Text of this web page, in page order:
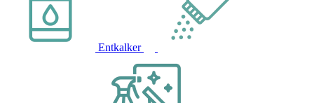
Entkalker